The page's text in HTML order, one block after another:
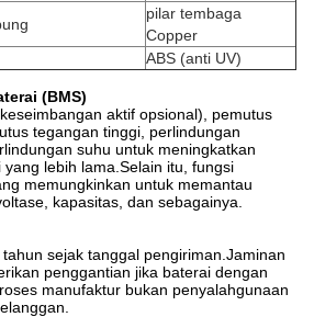
pilar tembaga
Copper
ABS (anti UV)
(BMS)
aktif opsional), pemutus
tegangan tinggi, perlindungan
suhu untuk meningkatkan
lebih lama.Selain itu, fungsi
memungkinkan untuk memantau
kapasitas, dan sebagainya.
sejak tanggal pengiriman.Jaminan
penggantian jika baterai dengan
manufaktur bukan penyalahgunaan